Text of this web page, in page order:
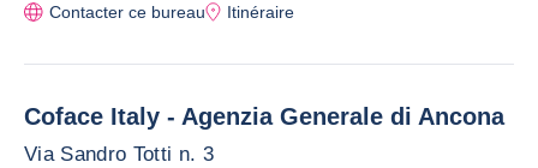
Contacter ce bureau
Itinéraire
Coface Italy - Agenzia Generale di Ancona
Via Sandro Totti n. 3